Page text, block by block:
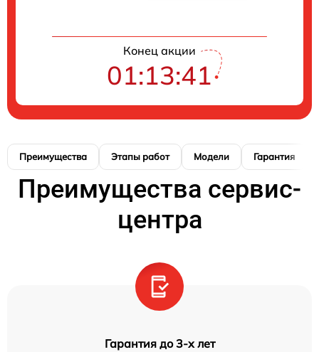
Конец акции
01:13:40
Преимущества Этапы работ Модели Гарантия
Преимущества сервис-
центра
Гарантия до 3-х лет